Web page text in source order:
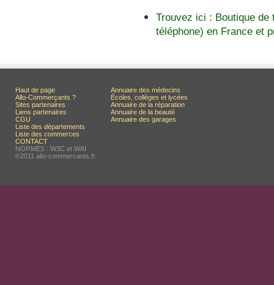
Trouvez ici : Boutique de
téléphone) en France et
Haut de page
Allo-Commerçants ?
Sites partenaires
Liens partenaires
CGU
Liste des départements
Liste des commerces
CONTACT
NORMES : W3C et WAI
©2011 allo-commercants.fr
Annuaire des médecins
Écoles, collèges et lycées
Annuaire de la réparation
Annuaire de la beauté
Annuaire des garages